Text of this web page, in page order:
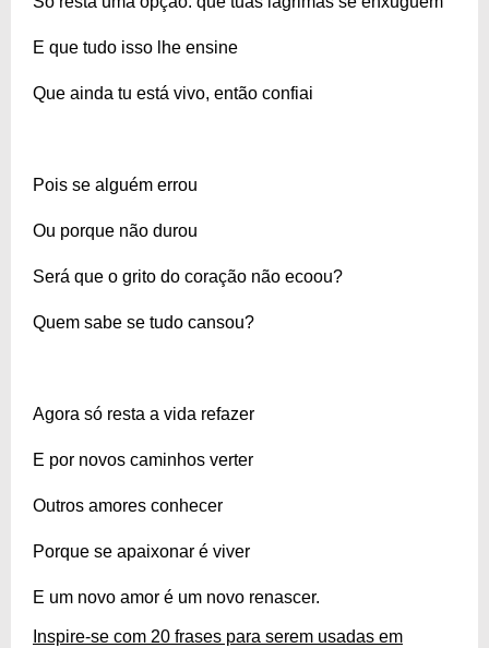
E que tudo isso lhe ensine
Que ainda tu está vivo, então confiai
Pois se alguém errou
Ou porque não durou
Será que o grito do coração não ecoou?
Quem sabe se tudo cansou?
Agora só resta a vida refazer
E por novos caminhos verter
Outros amores conhecer
Porque se apaixonar é viver
E um novo amor é um novo renascer.
Inspire-se com 20 frases para serem usadas em